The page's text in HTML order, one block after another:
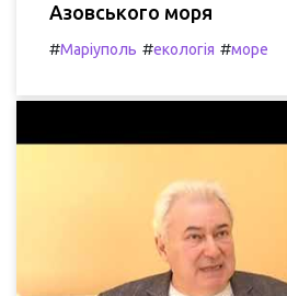
Азовського моря
#Маріуполь #екологія #море